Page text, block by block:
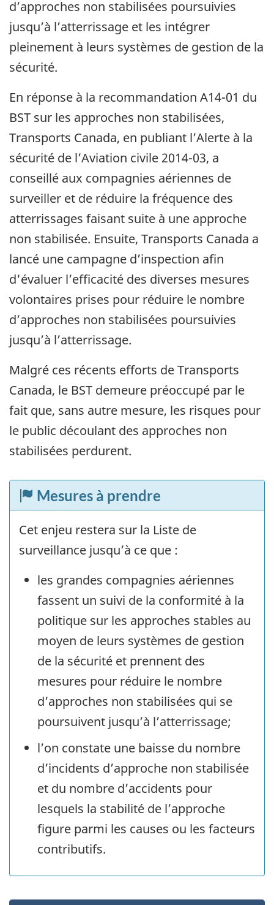
d’approches non stabilisées poursuivies
jusqu’à l’atterrissage et les intégrer
pleinement à leurs systèmes de gestion de la
sécurité.
En réponse à la recommandation A14-01 du
BST sur les approches non stabilisées,
Transports Canada, en publiant l’Alerte à la
sécurité de l’Aviation civile 2014-03, a
conseillé aux compagnies aériennes de
surveiller et de réduire la fréquence des
atterrissages faisant suite à une approche
non stabilisée. Ensuite, Transports Canada a
lancé une campagne d’inspection afin
d'évaluer l’efficacité des diverses mesures
volontaires prises pour réduire le nombre
d’approches non stabilisées poursuivies
jusqu’à l’atterrissage.
Malgré ces récents efforts de Transports
Canada, le BST demeure préoccupé par le
fait que, sans autre mesure, les risques pour
le public découlant des approches non
stabilisées perdurent.
Mesures à prendre
Cet enjeu restera sur la Liste de
surveillance jusqu’à ce que :
les grandes compagnies aériennes
fassent un suivi de la conformité à la
politique sur les approches stables au
moyen de leurs systèmes de gestion
de la sécurité et prennent des
mesures pour réduire le nombre
d’approches non stabilisées qui se
poursuivent jusqu’à l’atterrissage;
l’on constate une baisse du nombre
d’incidents d’approche non stabilisée
et du nombre d’accidents pour
lesquels la stabilité de l’approche
figure parmi les causes ou les facteurs
contributifs.